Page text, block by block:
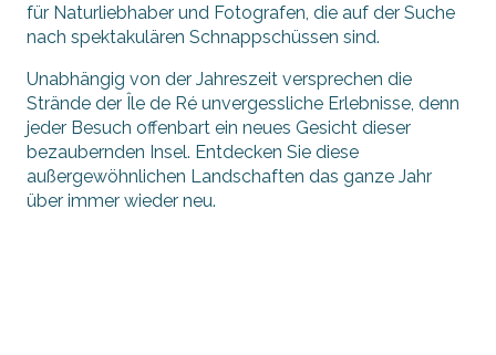
für Naturliebhaber und Fotografen, die auf der Suche
nach spektakulären Schnappschüssen sind.
Unabhängig von der Jahreszeit versprechen die
Strände der Île de Ré unvergessliche Erlebnisse, denn
jeder Besuch offenbart ein neues Gesicht dieser
bezaubernden Insel. Entdecken Sie diese
außergewöhnlichen Landschaften das ganze Jahr
über immer wieder neu.